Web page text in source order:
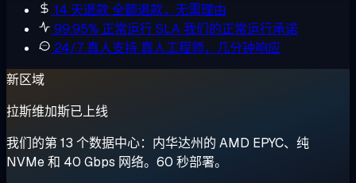
14 天退款全额退款，无需理由
99.95% 正常运行 SLA我们的正常运行承诺
24/7 真人支持 真人工程师，几分钟响应
新区域
拉斯维加斯已上线
我们的第 13 个数据中心：内华达州的 AMD EPYC、纯
NVMe 和 40 Gbps 网络。60 秒部署。